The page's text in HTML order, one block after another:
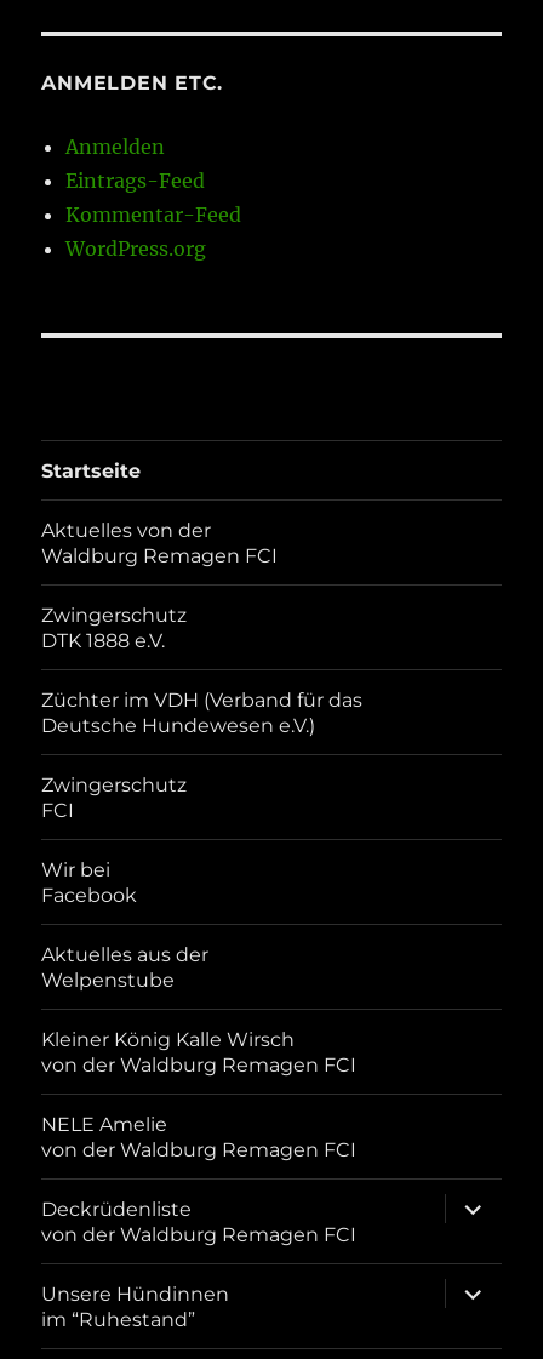
ANMELDEN ETC.
Anmelden
Eintrags-Feed
Kommentar-Feed
WordPress.org
Startseite
Aktuelles von der
Waldburg Remagen FCI
Zwingerschutz
DTK 1888 e.V.
Züchter im VDH (Verband für das
Deutsche Hundewesen e.V.)
Zwingerschutz
FCI
Wir bei
Facebook
Aktuelles aus der
Welpenstube
Kleiner König Kalle Wirsch
von der Waldburg Remagen FCI
NELE Amelie
von der Waldburg Remagen FCI
Deckrüdenliste
von der Waldburg Remagen FCI
öffnen
Unsere Hündinnen
im “Ruhestand”
öffnen